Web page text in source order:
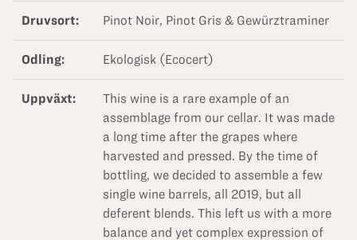
Druvsort: Pinot Noir, Pinot Gris & Gewürztraminer
Odling: Ekologisk (Ecocert)
Uppväxt:
This wine is a rare example of an
assemblage from our cellar. It was made
a long time after the grapes where
harvested and pressed. By the time of
bottling, we decided to assemble a few
single wine barrels, all 2019, but all
deferent blends. This left us with a more
balance and yet complex expression of